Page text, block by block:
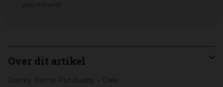
assortiment!
Over dit artikel
Disney Home Pot buddy – Dale